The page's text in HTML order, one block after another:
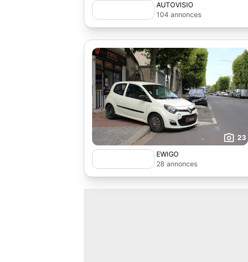
AUTOVISIO
104 annonces
23
EWIGO
28 annonces